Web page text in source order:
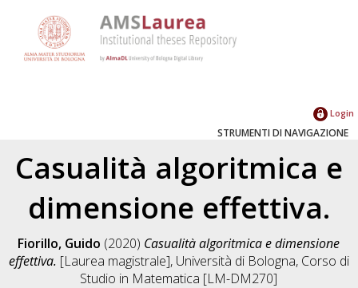
Login
STRUMENTI DI NAVIGAZIONE
Casualità algoritmica e
dimensione effettiva.
Fiorillo, Guido (2020) Casualità algoritmica e dimensione
effettiva. [Laurea magistrale], Università di Bologna, Corso di
Studio in Matematica [LM-DM270]